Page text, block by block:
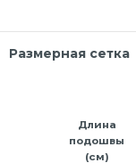
Размерная сетка
Длина
подошвы
(см)